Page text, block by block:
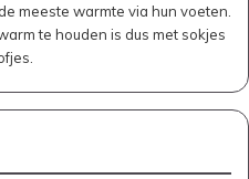
meeste warmte via hun voeten.
te houden is dus met sokjes